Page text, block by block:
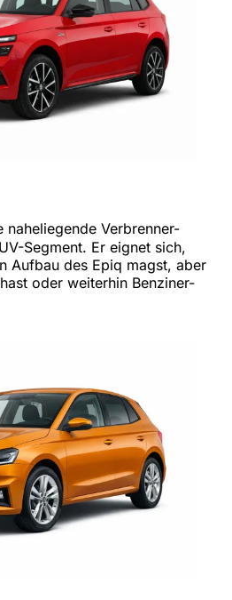
naheliegende Verbrenner-
Segment. Er eignet sich,
Aufbau des Epiq magst, aber
oder weiterhin Benziner-